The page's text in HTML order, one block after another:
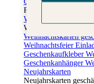
Fotogeschenke zu
Weihnachtskarten
Weihnachtskarten
Weihnachtskarten
Weihnachtsfeier
Geschenkaufkleber
Geschenkanhänger
Neujahrskarten
Neujahrskarten